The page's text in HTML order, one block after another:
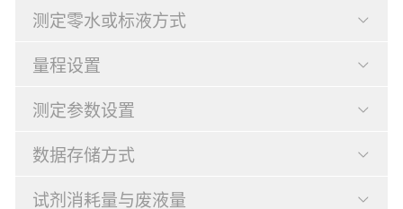
测定零水或标液方式
量程设置
测定参数设置
数据存储方式
试剂消耗量与废液量